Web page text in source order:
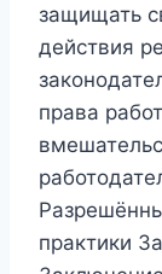
защищать
действия
права
практики